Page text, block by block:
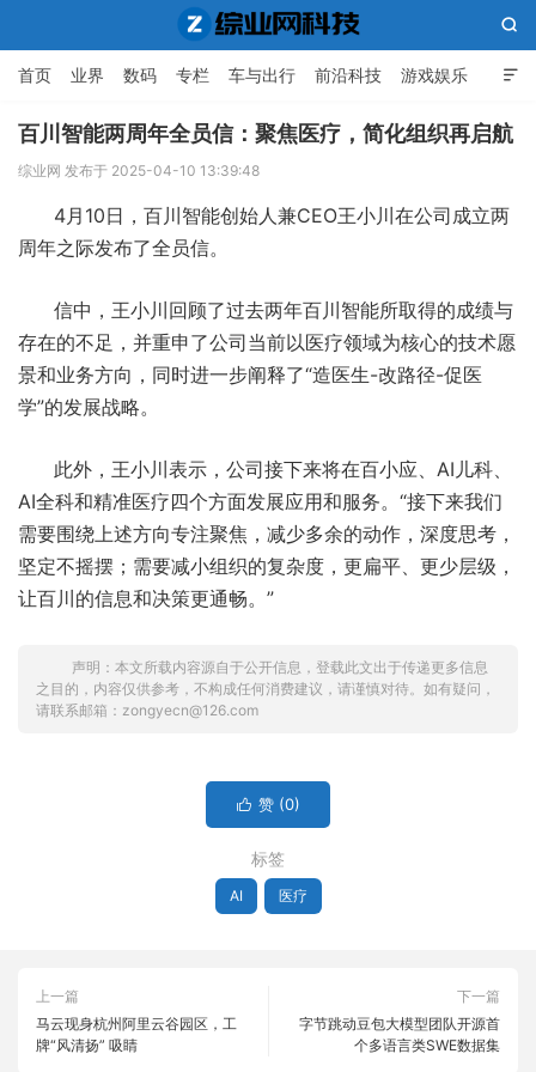

首页 业界 数码 专栏 车与出行 前沿科技 游戏娱乐
人工智能

百川智能两周年全员信：聚焦医疗，简化组织再启航
综业网 发布于 2025-04-10 13:39:48
4月10日，百川智能创始人兼CEO王小川在公司成立两
周年之际发布了全员信。
信中，王小川回顾了过去两年百川智能所取得的成绩与
存在的不足，并重申了公司当前以医疗领域为核心的技术愿
景和业务方向，同时进一步阐释了“造医生-改路径-促医
学”的发展战略。
此外，王小川表示，公司接下来将在百小应、AI儿科、
AI全科和精准医疗四个方面发展应用和服务。“接下来我们
需要围绕上述方向专注聚焦，减少多余的动作，深度思考，
坚定不摇摆；需要减小组织的复杂度，更扁平、更少层级，
让百川的信息和决策更通畅。”
声明：本文所载内容源自于公开信息，登载此文出于传递更多信息
之目的，内容仅供参考，不构成任何消费建议，请谨慎对待。如有疑问，
请联系邮箱：zongyecn@126.com
 赞 (0)
标签
AI 医疗
上一篇
马云现身杭州阿里云谷园区，工
牌“风清扬” 吸睛
下一篇
字节跳动豆包大模型团队开源首
个多语言类SWE数据集